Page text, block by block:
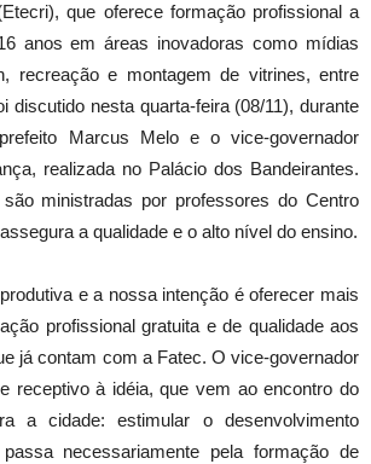
que oferece formação profissional a
anos em áreas inovadoras como mídias
recreação e montagem de vitrines, entre
discutido nesta quarta-feira (08/11), durante
Marcus Melo e o vice-governador
realizada no Palácio dos Bandeirantes.
ministradas por professores do Centro
a qualidade e o alto nível do ensino.
e a nossa intenção é oferecer mais
profissional gratuita e de qualidade aos
já contam com a Fatec. O vice-governador
receptivo à idéia, que vem ao encontro do
a cidade: estimular o desenvolvimento
necessariamente pela formação de